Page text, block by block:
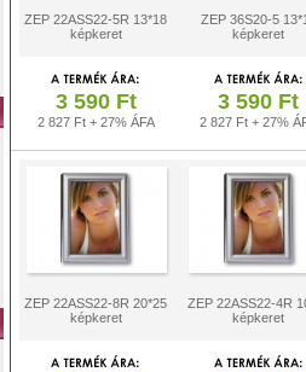
ZEP 22ASS22-5R 13*18
képkeret
ZEP 36S20-5
képkeret
3 590 Ft
2 827 Ft + 27% ÁFA
3 590 Ft
2 827 Ft + 27%
ZEP 22ASS22-8R 20*25
képkeret
ZEP 22ASS22-4R
képkeret